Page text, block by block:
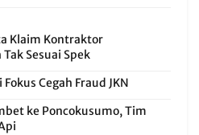
Klaim Kontraktor
Sesuai Spek
Cegah Fraud JKN
ke Poncokusumo, Tim